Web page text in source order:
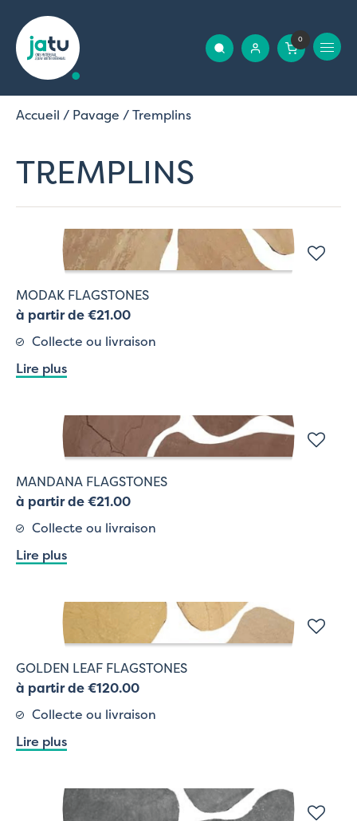
0
Accueil / Pavage / Tremplins
TREMPLINS
MODAK FLAGSTONES
à partir de €21.00
Collecte ou livraison
Lire plus
MANDANA FLAGSTONES
à partir de €21.00
Collecte ou livraison
Lire plus
GOLDEN LEAF FLAGSTONES
à partir de €120.00
Collecte ou livraison
Lire plus